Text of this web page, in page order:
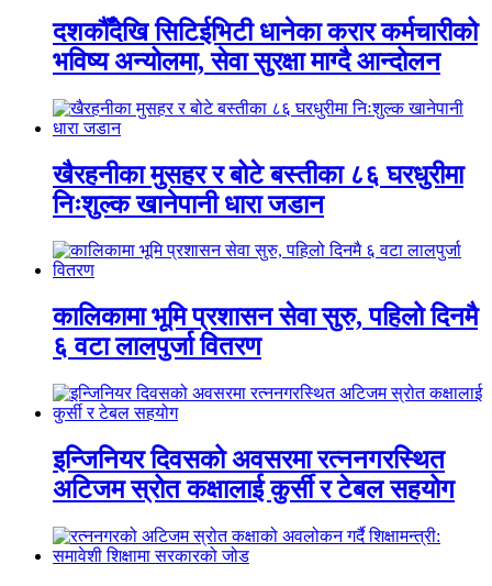
दशकौँदेखि सिटिईभिटी धानेका करार कर्मचारीको
भविष्य अन्योलमा, सेवा सुरक्षा माग्दै आन्दोलन
खैरहनीका मुसहर र बोटे बस्तीका ८६ घरधुरीमा
निःशुल्क खानेपानी धारा जडान
कालिकामा भूमि प्रशासन सेवा सुरु, पहिलो दिनमै
६ वटा लालपुर्जा वितरण
इन्जिनियर दिवसको अवसरमा रत्ननगरस्थित
अटिजम स्रोत कक्षालाई कुर्सी र टेबल सहयोग